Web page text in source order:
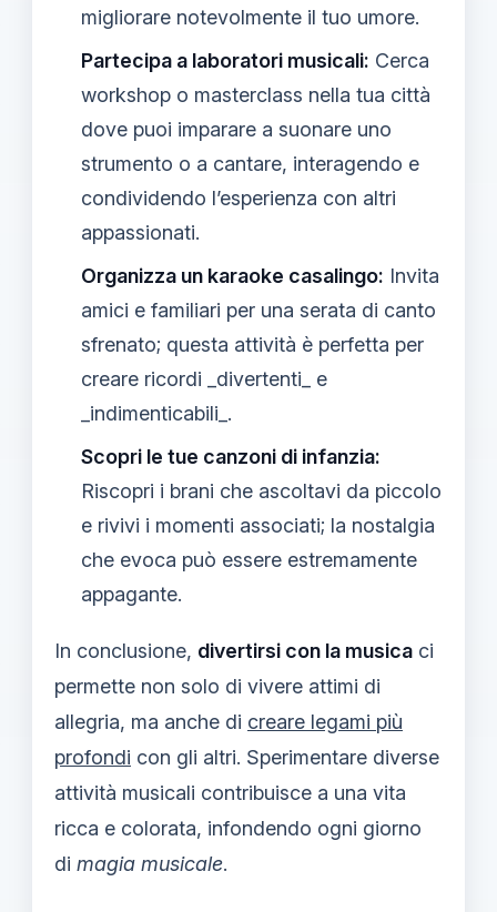
migliorare notevolmente il tuo umore.
Partecipa a laboratori musicali: Cerca
workshop o masterclass nella tua città
dove puoi imparare a suonare uno
strumento o a cantare, interagendo e
condividendo l’esperienza con altri
appassionati.
Organizza un karaoke casalingo: Invita
amici e familiari per una serata di canto
sfrenato; questa attività è perfetta per
creare ricordi _divertenti_ e
_indimenticabili_.
Scopri le tue canzoni di infanzia:
Riscopri i brani che ascoltavi da piccolo
e rivivi i momenti associati; la nostalgia
che evoca può essere estremamente
appagante.
In conclusione, divertirsi con la musica ci
permette non solo di vivere attimi di
allegria, ma anche di creare legami più
profondi con gli altri. Sperimentare diverse
attività musicali contribuisce a una vita
ricca e colorata, infondendo ogni giorno
di magia musicale.